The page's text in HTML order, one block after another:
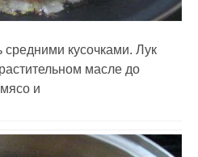
кусочками. Лук
масле до
и